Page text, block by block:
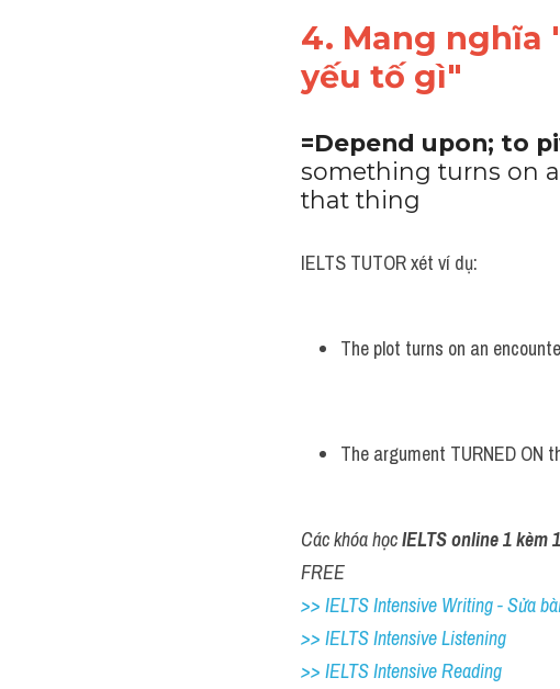
4. Mang nghĩa
yếu tố gì"
=Depend upon; to
something turns on
that thing
IELTS TUTOR xét ví dụ:
The plot turns on an
The argument TURNED ON
Các khóa học IELTS online 1 kèm 1
FREE
>> IELTS Intensive Writing - Sửa
>> IELTS Intensive Listening
>> IELTS Intensive Reading